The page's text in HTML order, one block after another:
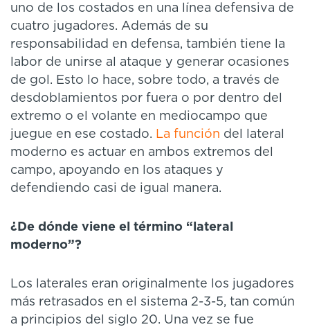
uno de los costados en una línea defensiva de
cuatro jugadores. Además de su
responsabilidad en defensa, también tiene la
labor de unirse al ataque y generar ocasiones
de gol. Esto lo hace, sobre todo, a través de
desdoblamientos por fuera o por dentro del
extremo o el volante en mediocampo que
juegue en ese costado. La función del lateral
moderno es actuar en ambos extremos del
campo, apoyando en los ataques y
defendiendo casi de igual manera.
¿De dónde viene el término “lateral
moderno”?
Los laterales eran originalmente los jugadores
más retrasados en el sistema 2-3-5, tan común
a principios del siglo 20. Una vez se fue